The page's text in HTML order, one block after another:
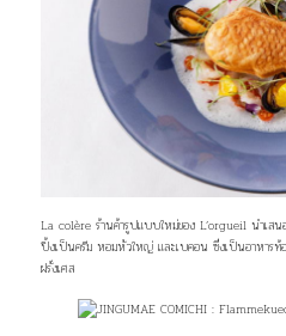
La colère ร้านค้ารูปแบบใหม่ของ L’orgueil นำเส
ปิ้งเป็นครีม หอมหัวใหญ่ และเบคอน ซึ่งเป็นอาหารท้
ฝรั่งเศส